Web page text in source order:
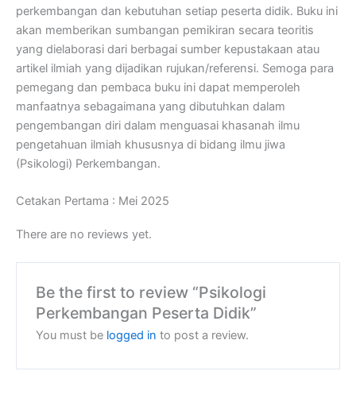
perkembangan dan kebutuhan setiap peserta didik. Buku ini
akan memberikan sumbangan pemikiran secara teoritis
yang dielaborasi dari berbagai sumber kepustakaan atau
artikel ilmiah yang dijadikan rujukan/referensi. Semoga para
pemegang dan pembaca buku ini dapat memperoleh
manfaatnya sebagaimana yang dibutuhkan dalam
pengembangan diri dalam menguasai khasanah ilmu
pengetahuan ilmiah khususnya di bidang ilmu jiwa
(Psikologi) Perkembangan.
Cetakan Pertama : Mei 2025
There are no reviews yet.
Be the first to review “Psikologi
Perkembangan Peserta Didik”
You must be logged in to post a review.